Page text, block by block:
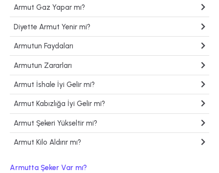
Armut Gaz Yapar mı?
Diyette Armut Yenir mi?
Armutun Faydaları
Armutun Zararları
Armut İshale İyi Gelir mi?
Armut Kabızlığa İyi Gelir mi?
Armut Şekeri Yükseltir mi?
Armut Kilo Aldırır mı?
Armutta Şeker Var mı?